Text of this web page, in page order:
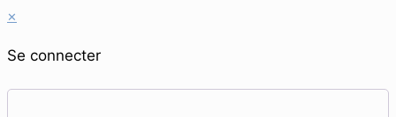
✕
Se connecter